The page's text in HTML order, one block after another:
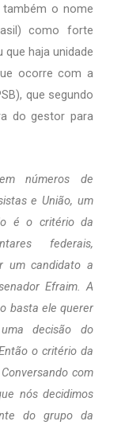
o nome
como forte
haja unidade
ocorre com a
que segundo
do gestor para
números de
e União, um
é o critério da
federais,
um candidato a
Efraim. A
basta ele querer
decisão do
o critério da
com
nós decidimos
do grupo da